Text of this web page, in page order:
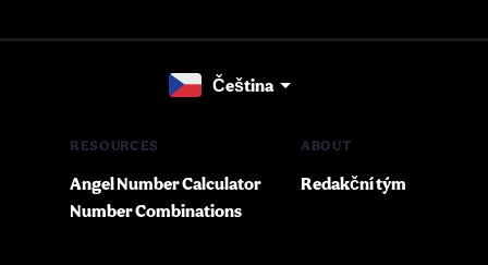
Čeština
RESOURCES
Angel Number Calculator
Number Combinations
ABOUT
Redakční tým